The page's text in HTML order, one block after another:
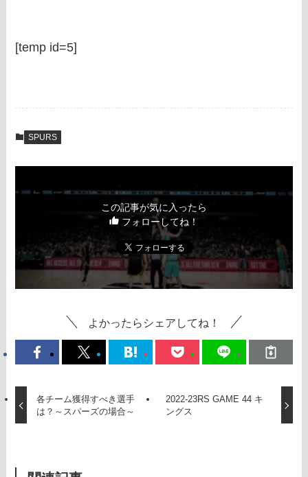
[temp id=5]
SPURS
この記事が気に入ったら
フォローしてね！
よかったらシェアしてね！
各チーム獲得すべき選手
は？～スパーズの場合～
2022-23RS GAME 44 キ
ングス